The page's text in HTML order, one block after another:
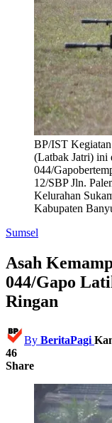
BP/IST Kegiatan
(Latbak Jatri) ini
044/
12/SBP Jln.
Kelurahan
Kabupaten
Sumsel
Asah
044/Gapo
Ringan
By BeritaPagi
46
Share